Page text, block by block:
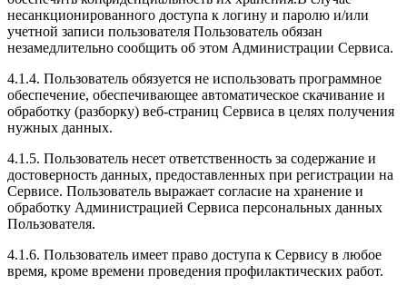
несанкционированного доступа к логину и паролю и/или
учетной записи пользователя Пользователь обязан
незамедлительно сообщить об этом Администрации Сервиса.
4.1.4. Пользователь обязуется не использовать программное
обеспечение, обеспечивающее автоматическое скачивание и
обработку (разборку) веб-страниц Сервиса в целях получения
нужных данных.
4.1.5. Пользователь несет ответственность за содержание и
достоверность данных, предоставленных при регистрации на
Сервисе. Пользователь выражает согласие на хранение и
обработку Администрацией Сервиса персональных данных
Пользователя.
4.1.6. Пользователь имеет право доступа к Сервису в любое
время, кроме времени проведения профилактических работ.